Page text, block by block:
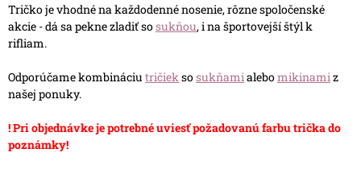
Tričko je vhodné na každodenné nosenie, rôzne spoločenské
akcie - dá sa pekne zladiť sosukňou, i na športovejší štýl k
rifliam.
Odporúčame kombináciu tričiek sosukňami alebomikinami z
našej ponuky.
! Pri objednávke je potrebné uviesť požadovanú farbu trička do
poznámky!